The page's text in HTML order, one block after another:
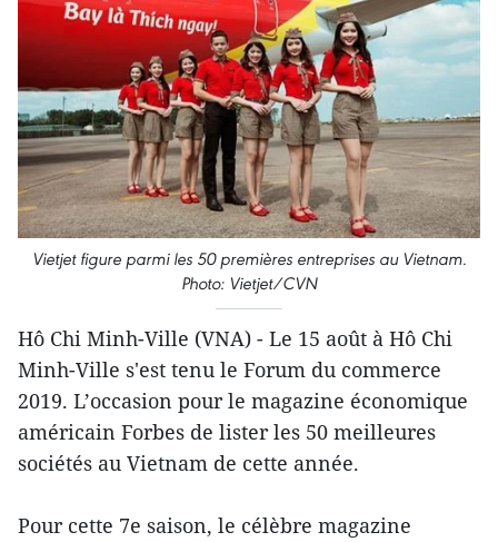
Vietjet figure parmi les 50 premières entreprises au Vietnam.
Photo: Vietjet/CVN
Hô Chi Minh-Ville (VNA) - Le 15 août à Hô Chi
Minh-Ville s'est tenu le Forum du commerce
2019. L’occasion pour le magazine économique
américain Forbes de lister les 50 meilleures
sociétés au Vietnam de cette année.
Pour cette 7e saison, le célèbre magazine